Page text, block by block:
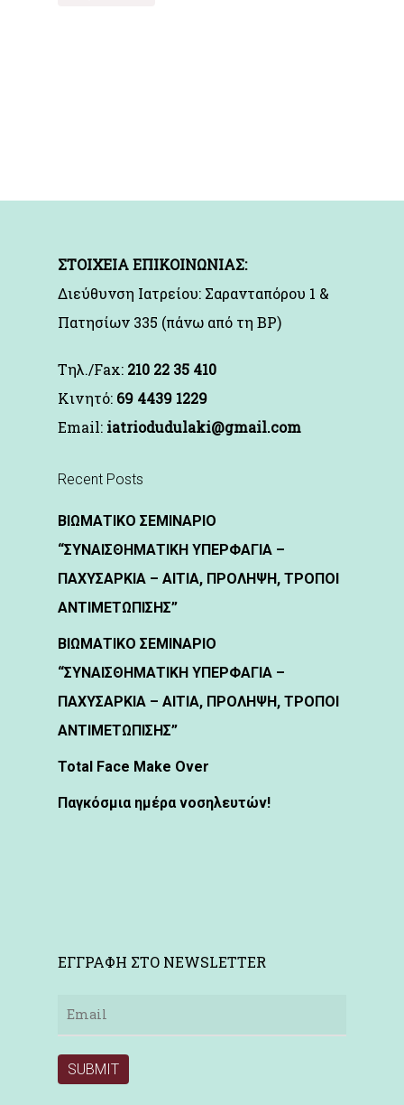
ΣΤΟΙΧΕΙΑ ΕΠΙΚΟΙΝΩΝΙΑΣ:
Διεύθυνση Ιατρείου: Σαρανταπόρου 1 &
Πατησίων 335 (πάνω από τη BP)
Τηλ./Fax: 210 22 35 410
Kινητό: 69 4439 1229
Email: iatriodudulaki@gmail.com
Recent Posts
ΒΙΩΜΑΤΙΚΟ ΣΕΜΙΝΑΡΙΟ
“ΣΥΝΑΙΣΘΗΜΑΤΙΚΗ ΥΠΕΡΦΑΓΙΑ –
ΠΑΧΥΣΑΡΚΙΑ – ΑΙΤΙΑ, ΠΡΟΛΗΨΗ, ΤΡΟΠΟΙ
ΑΝΤΙΜΕΤΩΠΙΣΗΣ”
ΒΙΩΜΑΤΙΚΟ ΣΕΜΙΝΑΡΙΟ
“ΣΥΝΑΙΣΘΗΜΑΤΙΚΗ ΥΠΕΡΦΑΓΙΑ –
ΠΑΧΥΣΑΡΚΙΑ – ΑΙΤΙΑ, ΠΡΟΛΗΨΗ, ΤΡΟΠΟΙ
ΑΝΤΙΜΕΤΩΠΙΣΗΣ”
Total Face Make Over
Παγκόσμια ημέρα νοσηλευτών!
ΕΓΓΡΑΦΗ ΣΤΟ NEWSLETTER